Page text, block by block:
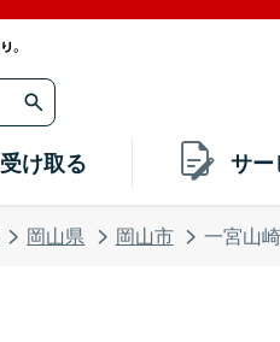
受け取る サー
岡山県 岡山市 一宮山崎